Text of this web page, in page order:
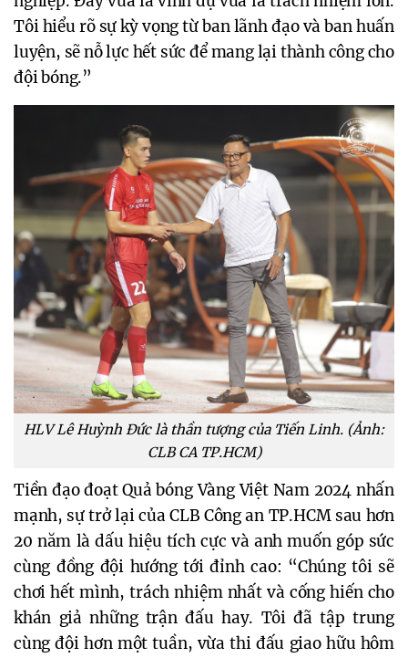
Tôi hiểu rõ sự kỳ vọng từ ban lãnh đạo và ban huấn
luyện, sẽ nỗ lực hết sức để mang lại thành công cho
đội bóng.”
HLV Lê Huỳnh Đức là thần tượng của Tiến Linh. (Ảnh:
CLB CA TP.HCM)
Tiền đạo đoạt Quả bóng Vàng Việt Nam 2024 nhấn
mạnh, sự trở lại của CLB Công an TP.HCM sau hơn
20 năm là dấu hiệu tích cực và anh muốn góp sức
cùng đồng đội hướng tới đỉnh cao: “Chúng tôi sẽ
chơi hết mình, trách nhiệm nhất và cống hiến cho
khán giả những trận đấu hay. Tôi đã tập trung
cùng đội hơn một tuần, vừa thi đấu giao hữu hôm